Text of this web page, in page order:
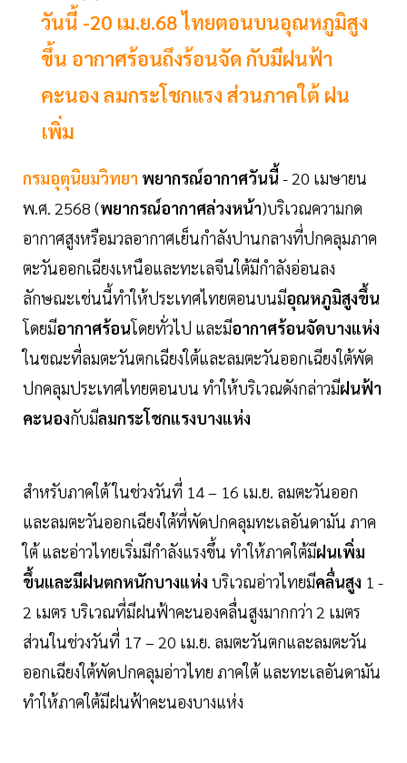
วันนี้ -20 เม.ย.68 ไทยตอนบนอุณหภูมิสูง
ขึ้น อากาศร้อนถึงร้อนจัด กับมีฝนฟ้า
คะนอง ลมกระโชกแรง ส่วนภาคใต้ ฝน
เพิ่ม
กรมอุตุนิยมวิทยา พยากรณ์อากาศวันนี้ - 20 เมษายน
พ.ศ. 2568 (พยากรณ์อากาศล่วงหน้า)บริเวณความกด
อากาศสูงหรือมวลอากาศเย็นกำลังปานกลางที่ปกคลุมภาค
ตะวันออกเฉียงเหนือและทะเลจีนใต้มีกำลังอ่อนลง
ลักษณะเช่นนี้ทำให้ประเทศไทยตอนบนมีอุณหภูมิสูงขึ้น
โดยมีอากาศร้อนโดยทั่วไป และมีอากาศร้อนจัดบางแห่ง
ในขณะที่ลมตะวันตกเฉียงใต้และลมตะวันออกเฉียงใต้พัด
ปกคลุมประเทศไทยตอนบน ทำให้บริเวณดังกล่าวมีฝนฟ้า
คะนองกับมีลมกระโชกแรงบางแห่ง
สำหรับภาคใต้ ในช่วงวันที่ 14 – 16 เม.ย. ลมตะวันออก
และลมตะวันออกเฉียงใต้ที่พัดปกคลุมทะเลอันดามัน ภาค
ใต้ และอ่าวไทยเริ่มมีกำลังแรงขึ้น ทำให้ภาคใต้มีฝนเพิ่ม
ขึ้นและมีฝนตกหนักบางแห่ง บริเวณอ่าวไทยมีคลื่นสูง 1 -
2 เมตร บริเวณที่มีฝนฟ้าคะนองคลื่นสูงมากกว่า 2 เมตร
ส่วนในช่วงวันที่ 17 – 20 เม.ย. ลมตะวันตกและลมตะวัน
ออกเฉียงใต้พัดปกคลุมอ่าวไทย ภาคใต้ และทะเลอันดามัน
ทำให้ภาคใต้มีฝนฟ้าคะนองบางแห่ง